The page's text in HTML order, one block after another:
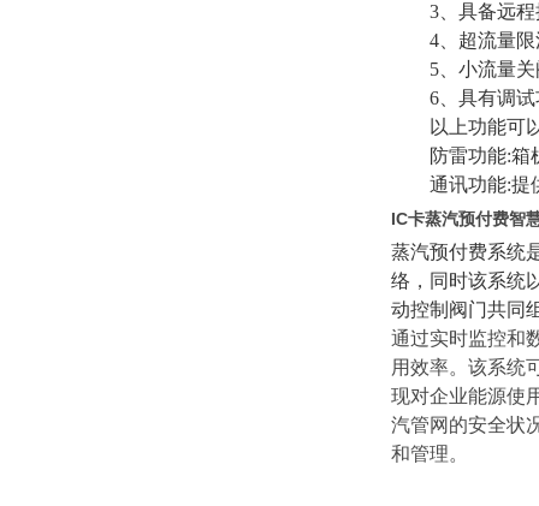
3、具备远
4、超流量
5、小流量
6、具有调
以上功能可以
防雷功能:箱
通讯功能:提
IC卡蒸汽预付费智
蒸汽预付费系统
络，同时该系统
动控制阀门共同
通过实时监控和
用效率。该系统
现对企业能源使
汽管网的安全状
和管理。